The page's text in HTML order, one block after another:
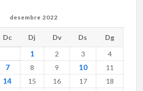
desembre 2022
Dc Dj Dv Ds Dg
1 2 3 4
7 8 9 10 11
14 15 16 17 18